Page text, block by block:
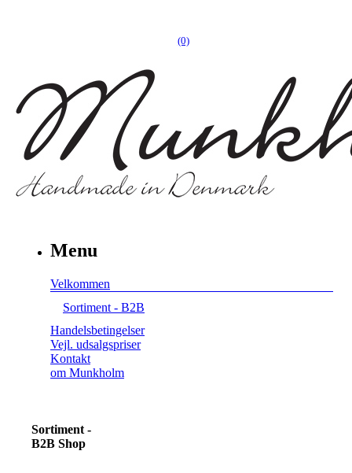
(0)
Menu
Velkommen
Sortiment - B2B
Handelsbetingelser
Vejl. udsalgspriser
Kontakt
om Munkholm
Sortiment -
B2B Shop